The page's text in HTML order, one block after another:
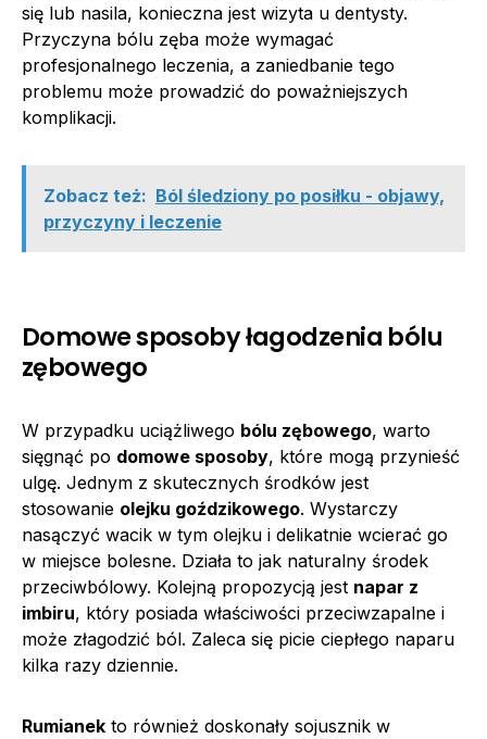
się lub nasila, konieczna jest wizyta u dentysty.
Przyczyna bólu zęba może wymagać
profesjonalnego leczenia, a zaniedbanie tego
problemu może prowadzić do poważniejszych
komplikacji.
Zobacz też: Ból śledziony po posiłku - objawy,
przyczyny i leczenie
Domowe sposoby łagodzenia bólu
zębowego
W przypadku uciążliwego bólu zębowego, warto
sięgnąć po domowe sposoby, które mogą przynieść
ulgę. Jednym z skutecznych środków jest
stosowanie olejku goździkowego. Wystarczy
nasączyć wacik w tym olejku i delikatnie wcierać go
w miejsce bolesne. Działa to jak naturalny środek
przeciwbólowy. Kolejną propozycją jest napar z
imbiru, który posiada właściwości przeciwzapalne i
może złagodzić ból. Zaleca się picie ciepłego naparu
kilka razy dziennie.
Rumianek to również doskonały sojusznik w